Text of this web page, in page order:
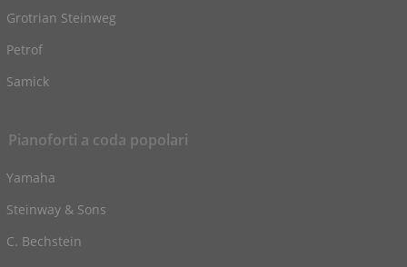
Grotrian Steinweg
Petrof
Samick
Pianoforti a coda popolari
Yamaha
Steinway & Sons
C. Bechstein